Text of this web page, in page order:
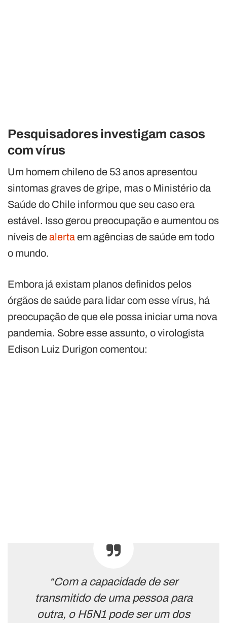
Pesquisadores investigam casos
com vírus
Um homem chileno de 53 anos apresentou
sintomas graves de gripe, mas o Ministério da
Saúde do Chile informou que seu caso era
estável. Isso gerou preocupação e aumentou os
níveis dealertaem agências de saúde em todo
o mundo.
Embora já existam planos definidos pelos
órgãos de saúde para lidar com esse vírus, há
preocupação de que ele possa iniciar uma nova
pandemia. Sobre esse assunto, o virologista
Edison Luiz Durigon comentou:
“Com a capacidade de ser
transmitido de uma pessoa para
outra, o H5N1 pode ser um dos